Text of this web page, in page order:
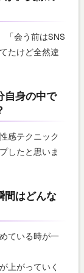
「会う前はSNS
たけど全然違
自身の中で
感テクニック
したと思いま
間はどんな
ている時が一
上がっていく